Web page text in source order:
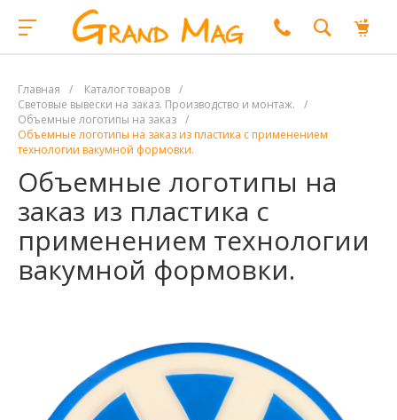
Главная / Каталог товаров /
Световые вывески на заказ. Производство и монтаж.
/
Объемные логотипы на заказ /
Объемные логотипы на заказ из пластика с применением
технологии вакумной формовки.
Объемные логотипы на
заказ из пластика с
применением технологии
вакумной формовки.